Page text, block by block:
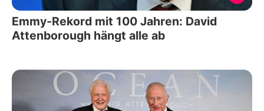
Emmy-Rekord mit 100 Jahren: David
Attenborough hängt alle ab